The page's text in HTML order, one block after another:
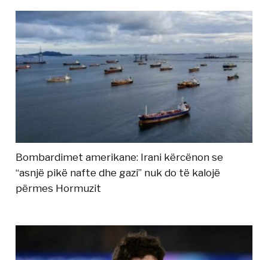
Bombardimet amerikane: Irani kërcënon se
“asnjë pikë nafte dhe gazi” nuk do të kalojë
përmes Hormuzit